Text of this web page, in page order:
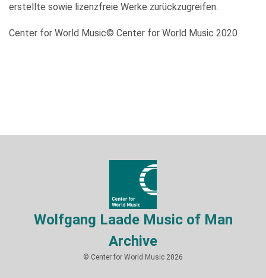
erstellte sowie lizenzfreie Werke zurückzugreifen.
Center for World Music© Center for World Music 2020
Wolfgang Laade Music of Man
Archive
© Center for World Music 2026